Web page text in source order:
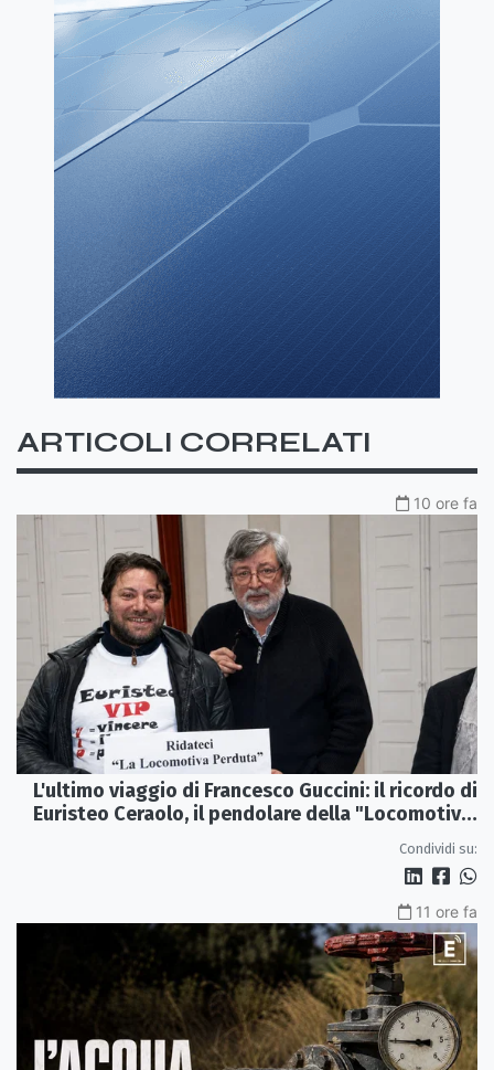
ARTICOLI CORRELATI
10 ore fa
L'ultimo viaggio di Francesco Guccini: il ricordo di
Euristeo Ceraolo, il pendolare della "Locomotiva
Condividi su:
11 ore fa